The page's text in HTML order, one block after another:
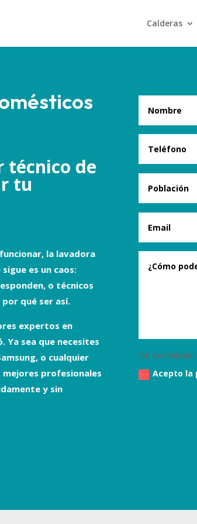
Calderas
técnico de
tu
la lavadora
es un caos:
o técnicos
qué ser así.
expertos en
Ya sea que necesites
, o cualquier
profesionales
y sin
No te olvides
Acepto la